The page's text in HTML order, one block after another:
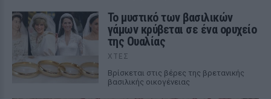
Το μυστικό των βασιλικών
γάμων κρύβεται σε ένα ορυχείο
της Ουαλίας
ΧΤΕΣ
Βρίσκεται στις βέρες της βρετανικής
βασιλικής οικογένειας